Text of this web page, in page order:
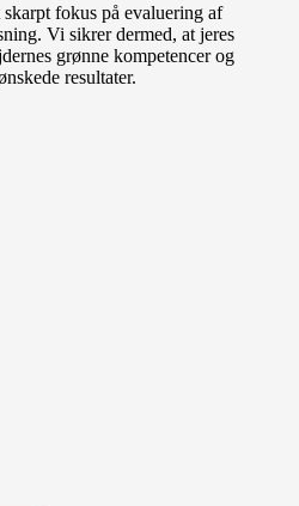
fokus på evaluering af
Vi sikrer dermed, at jeres
grønne kompetencer og
resultater.